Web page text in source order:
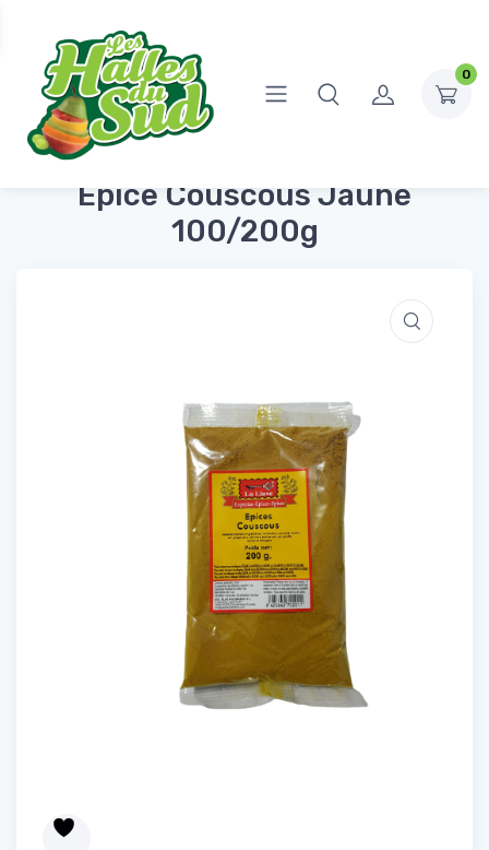
0
Accueil Épicerie Salée
Epice Couscous Jaune 100/200g
Epice Couscous Jaune
100/200g